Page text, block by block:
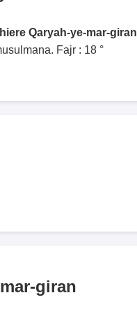
Qaryah-ye-mar-giran
Fajr : 18 °
giran